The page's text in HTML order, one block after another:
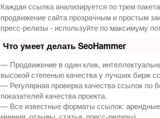
Каждая ссылка анализируется по трем
продвижение сайта прозрачным и простым
пресс-релизы - используйте по максимуму
Что умеет делать SeoHammer
— Продвижение в один клик,
высокой степенью качества у лучших бирж
— Регулярная проверка качества ссылок по
показателей качества проекта.
— Все известные форматы ссылок: